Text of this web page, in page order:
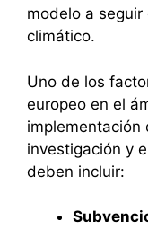
modelo a
climático.
Uno de los
europeo en el
implementación
investigación y
deben incluir: